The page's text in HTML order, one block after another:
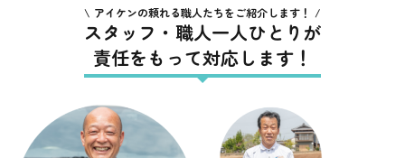
アイケンの頼れる職人たちをご紹介します！
スタッフ・職人一人ひとりが
責任をもって対応します！